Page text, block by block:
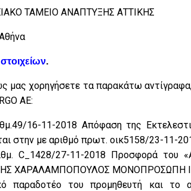
ΤΑΜΕΙΟ ΑΝΑΠΤΥΞΗΣ ΑΤΤΙΚΗΣ
.
μας χορηγήσετε τα παρακάτω
ΑΕ:
16-11-2018 Απόφαση της
στην με αριθμό πρωτ. οικ5158/23-11-
C_1428/27-11-2018 Προσφορά του
ΧΑΡΑΛΑΜΠΟΠΟΥΛΟΣ ΜΟΝΟΠΡΟΣΩΠΗ
παραδοτέο του προμηθευτή και το